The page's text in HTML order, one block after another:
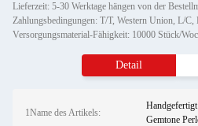
Lieferzeit: 5-30 Werktage hängen von der
Zahlungsbedingungen: T/T, Western Union, L/
Versorgungsmaterial-Fähigkeit: 10000 Stück/
Detail
1Name des Artikels:
Gemtone